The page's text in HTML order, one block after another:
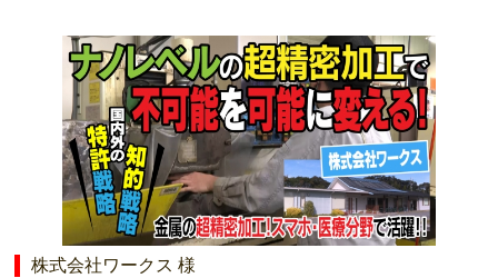
株式会社ワークス 様